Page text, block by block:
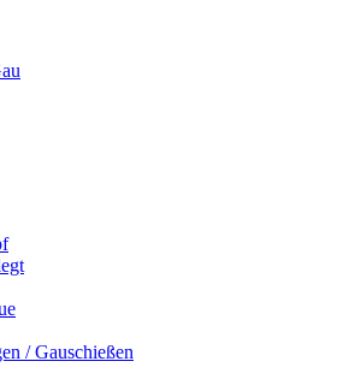
/ Gauschießen